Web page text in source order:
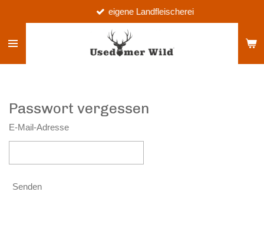
Hauptinhalt
springen
eigene Landfleischerei
Passwort vergessen
E-Mail-Adresse
Senden